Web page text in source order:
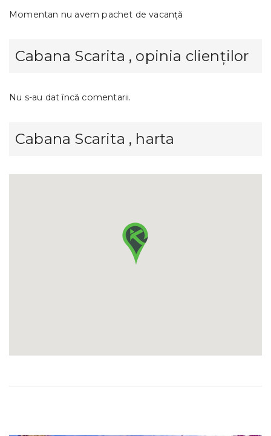
Momentan nu avem pachet de vacanță
Cabana Scarita , opinia clienților
Nu s-au dat încă comentarii.
Cabana Scarita , harta